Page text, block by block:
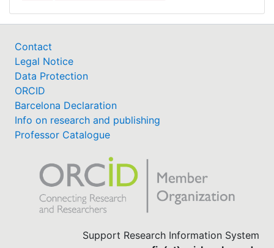
Contact
Legal Notice
Data Protection
ORCID
Barcelona Declaration
Info on research and publishing
Professor Catalogue
Support Research Information System